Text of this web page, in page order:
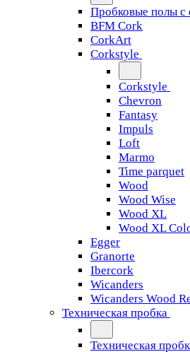
Пробковые полы с
BFM Cork
CorkArt
Corkstyle
Corkstyle
Chevron
Fantasy
Impuls
Loft
Marmo
Time parquet
Wood
Wood Wise
Wood XL
Wood XL
Egger
Granorte
Ibercork
Wicanders
Wicanders Wood
Техническая пробка
Техническая